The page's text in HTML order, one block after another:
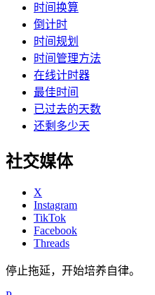
时间换算
倒计时
时间规划
时间管理方法
在线计时器
最佳时间
已过去的天数
还剩多少天
社交媒体
X
Instagram
TikTok
Facebook
Threads
停止拖延，开始培养自律。